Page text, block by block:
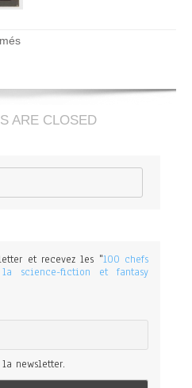
sur
–
Moorcock
ARE CLOSED
et recevez les "100 chefs
science-fiction et fantasy
newsletter.